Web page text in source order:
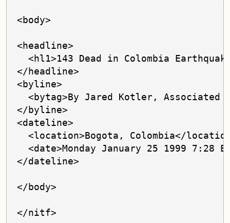
<body>
<headline>
<hl1>143 Dead in Colombia
</headline>
<byline>
<bytag>By Jared Kotler, Associated
</byline>
<dateline>
<location>Bogota, Colombia</
<date>Monday January 25 1999 7:28
</dateline>
</body>
</nitf>